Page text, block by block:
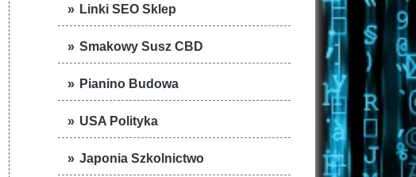
Linki SEO Sklep
Smakowy Susz CBD
Pianino Budowa
USA Polityka
Japonia Szkolnictwo